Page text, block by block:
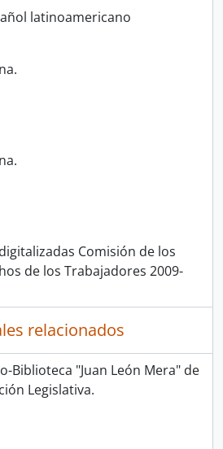
latinoamericano
Comisión de los
de los Trabajadores 2009-
relacionados
Biblioteca "Juan León Mera" de
Legislativa.